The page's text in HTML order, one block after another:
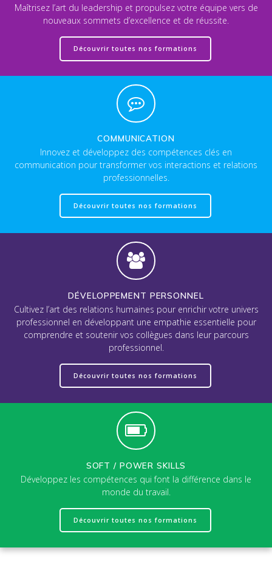
Maîtrisez l’art du leadership et propulsez votre équipe vers de
nouveaux sommets d’excellence et de réussite.
Découvrir toutes nos formations
COMMUNICATION
Innovez et développez des compétences clés en
communication pour transformer vos interactions et relations
professionnelles.
Découvrir toutes nos formations
DÉVELOPPEMENT PERSONNEL
Cultivez l’art des relations humaines pour enrichir votre univers
professionnel en développant une empathie essentielle pour
comprendre et soutenir vos collègues dans leur parcours
professionnel.
Découvrir toutes nos formations
SOFT / POWER SKILLS
Développez les compétences qui font la différence dans le
monde du travail.
Découvrir toutes nos formations